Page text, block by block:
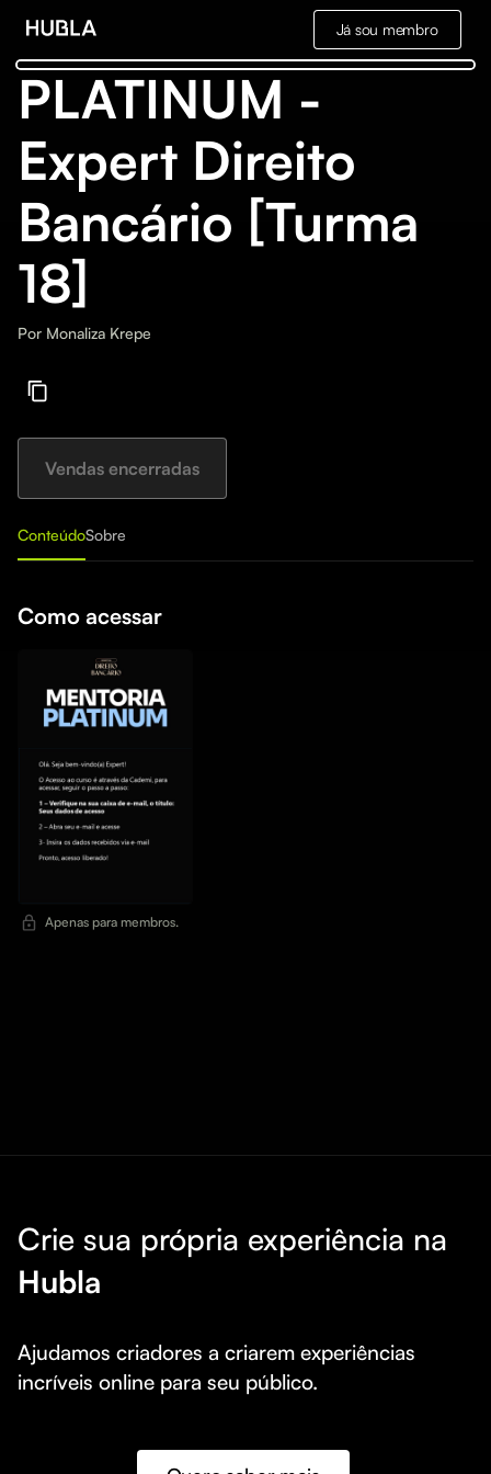
Já sou membro
PLATINUM -
Expert Direito
Bancário [Turma
18]
Por Monaliza Krepe
Vendas encerradas
ConteúdoSobre
Como acessar
Apenas para membros.
Crie sua própria experiência na
Hubla
Ajudamos criadores a criarem experiências
incríveis online para seu público.